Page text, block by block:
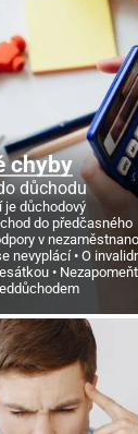
chyby
důchodu
je důchodový
do předčasného
v
nevyplácí
O